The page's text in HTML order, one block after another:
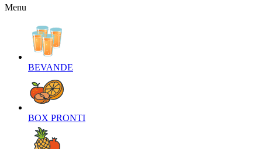
Menu
BEVANDE‎
BOX PRONTI‎